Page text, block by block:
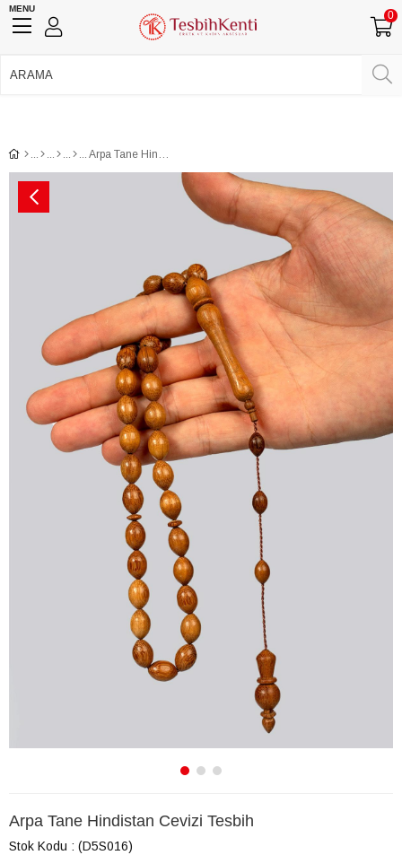
MENU
0
Arpa Tane Hindistan Cevizi Tesbih
Arpa Tane Hindistan Cevizi Tesbih
Stok Kodu
(D5S016)